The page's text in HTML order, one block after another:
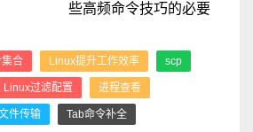
些高频命令技巧的必要
合 Linux提升工作效率 scp
Linux过滤配置 进程查看
件传输 Tab命令补全